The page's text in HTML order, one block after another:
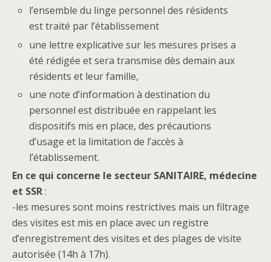
l’ensemble du linge personnel des résidents
est traité par l’établissement
une lettre explicative sur les mesures prises a
été rédigée et sera transmise dès demain aux
résidents et leur famille,
une note d’information à destination du
personnel est distribuée en rappelant les
dispositifs mis en place, des précautions
d’usage et la limitation de l’accès à
l’établissement.
En ce qui concerne le secteur SANITAIRE, médecine
et SSR:
-les mesures sont moins restrictives mais un filtrage
des visites est mis en place avec un registre
d’enregistrement des visites et des plages de visite
autorisée (14h à 17h).